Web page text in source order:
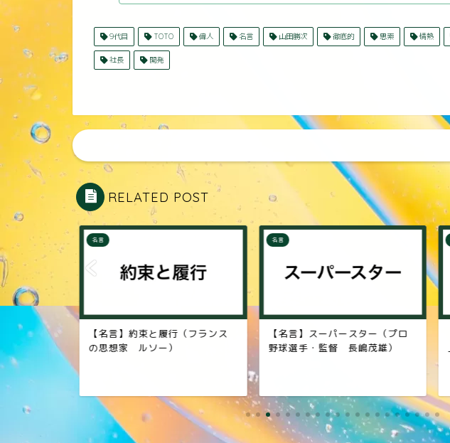
9代目 TOTO 偉人 名言 山田勝次 徹底的 思索 情熱
社長 開発
RELATED POST
ンスの思
ール）
名言
【名言】約束と履行（フランス
の思想家 ルソー）
名言
【名言】スーパースター（プロ
野球選手・監督 長嶋茂雄）